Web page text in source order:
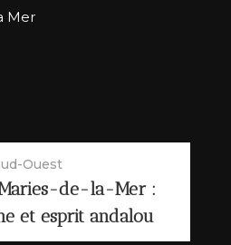
Ouest
de-la-Mer :
et esprit andalou